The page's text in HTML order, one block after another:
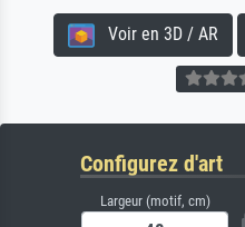
Voir en 3D / AR
Configurez d'art
Largeur (motif, cm)